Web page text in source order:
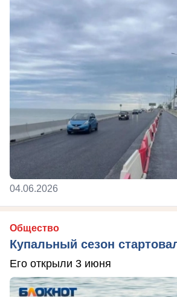
04.06.2026
Общество
Купальный сезон
Его открыли 3 июня